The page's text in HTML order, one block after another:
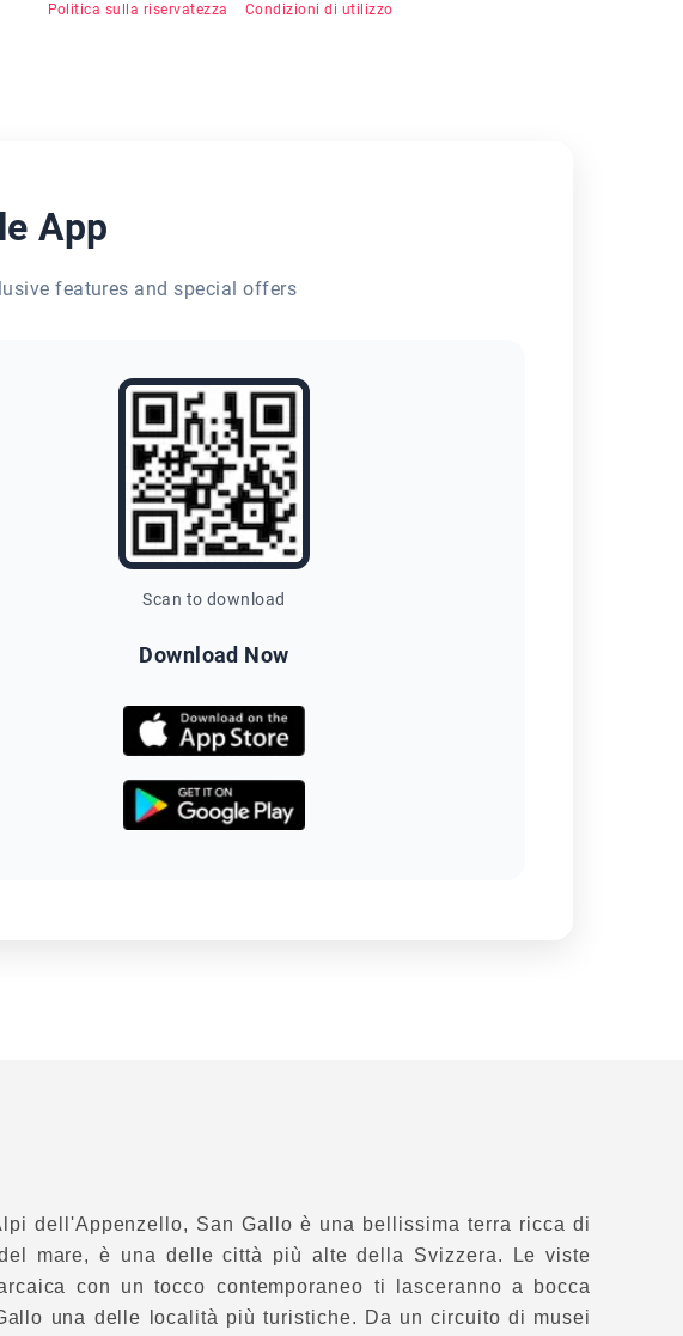
Politica sulla riservatezza
Condizioni di utilizzo
App
features and special offers
Scan to download
Download Now
dell'Appenzello, San Gallo è una bellissima terra ricca di
mare, è una delle città più alte della Svizzera. Le viste
con un tocco contemporaneo ti lasceranno a bocca
una delle località più turistiche. Da un circuito di musei